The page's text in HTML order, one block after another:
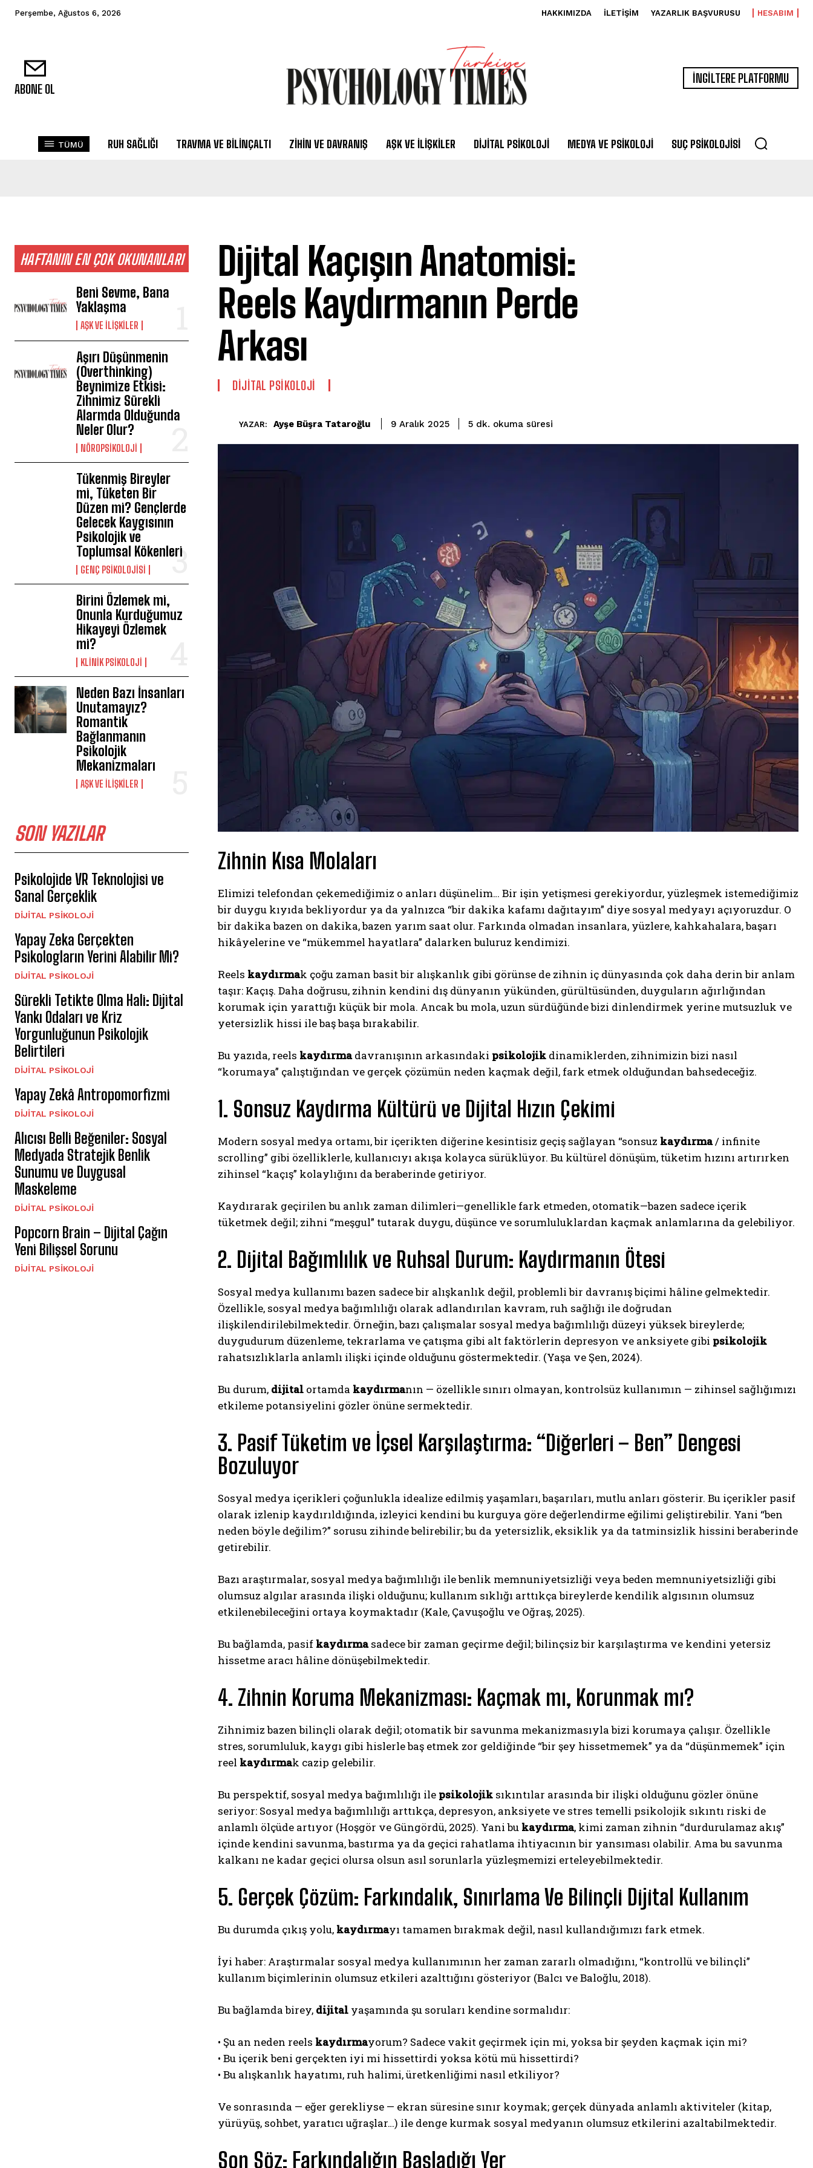
ABONE OL
Perşembe, Ağustos 6, 2026 HAKKIMIZDA İLETIŞIM YAZARLIK BAŞVURUSU HESABIM
ABONE OL
İNGİLTERE PLATFORMU
TÜMÜ RUH SAĞLIĞI TRAVMA VE BILINÇALTI ZIHIN VE DAVRANIŞ AŞK VE İLIŞKILER DIJITAL PSIKOLOJI MEDYA VE PSIKOLOJI SUÇ PSIKOLOJISI
HAFTANIN EN ÇOK OKUNANLARI
Beni Sevme, Bana
Yaklaşma
AŞK VE İLIŞKILER
Aşırı Düşünmenin
(Overthinking)
Beynimize Etkisi:
Zihnimiz Sürekli
Alarmda Olduğunda
Neler Olur?
NÖROPSIKOLOJI
Tükenmiş Bireyler
mi, Tüketen Bir
Düzen mi? Gençlerde
Gelecek Kaygısının
Psikolojik ve
Toplumsal Kökenleri
GENÇ PSIKOLOJISI
Birini Özlemek mi,
Onunla Kurduğumuz
Hikayeyi Özlemek
mi?
KLINIK PSIKOLOJI
Neden Bazı İnsanları
Unutamayız?
Romantik
Bağlanmanın
Psikolojik
Mekanizmaları
AŞK VE İLIŞKILER
SON YAZILAR
Psikolojide VR Teknolojisi ve
Sanal Gerçeklik
DIJITAL PSIKOLOJI
Yapay Zeka Gerçekten
Psikologların Yerini Alabilir Mi?
DIJITAL PSIKOLOJI
Sürekli Tetikte Olma Hali: Dijital
Yankı Odaları ve Kriz
Yorgunluğunun Psikolojik
Belirtileri
DIJITAL PSIKOLOJI
Yapay Zekâ Antropomorfizmi
DIJITAL PSIKOLOJI
Alıcısı Belli Beğeniler: Sosyal
Medyada Stratejik Benlik
Sunumu ve Duygusal
Maskeleme
DIJITAL PSIKOLOJI
Popcorn Brain – Dijital Çağın
Yeni Bilişsel Sorunu
DIJITAL PSIKOLOJI
Dijital Kaçışın Anatomisi:
Reels Kaydırmanın Perde
Arkası
DIJITAL PSIKOLOJI
YAZAR: Ayşe Büşra Tataroğlu 9 Aralık 2025 5 dk. okuma süresi
Zihnin Kısa Molaları
Elimizi telefondan çekemediğimiz o anları düşünelim… Bir işin yetişmesi gerekiyordur, yüzleşmek istemediğimiz
bir duygu kıyıda bekliyordur ya da yalnızca “bir dakika kafamı dağıtayım” diye sosyal medyayı açıyoruzdur. O
bir dakika bazen on dakika, bazen yarım saat olur. Farkında olmadan insanlara, yüzlere, kahkahalara, başarı
hikâyelerine ve “mükemmel hayatlara” dalarken buluruz kendimizi.
Reels kaydırmak çoğu zaman basit bir alışkanlık gibi görünse de zihnin iç dünyasında çok daha derin bir anlam
taşır: Kaçış. Daha doğrusu, zihnin kendini dış dünyanın yükünden, gürültüsünden, duyguların ağırlığından
korumak için yarattığı küçük bir mola. Ancak bu mola, uzun sürdüğünde bizi dinlendirmek yerine mutsuzluk ve
yetersizlik hissi ile baş başa bırakabilir.
Bu yazıda, reels kaydırmadavranışının arkasındaki psikolojik dinamiklerden, zihnimizin bizi nasıl
“korumaya” çalıştığından ve gerçek çözümün neden kaçmak değil, fark etmek olduğundan bahsedeceğiz.
1. Sonsuz Kaydırma Kültürü ve Dijital Hızın Çekimi
Modern sosyal medya ortamı, bir içerikten diğerine kesintisiz geçiş sağlayan “sonsuz kaydırma/ infinite
scrolling” gibi özelliklerle, kullanıcıyı akışa kolayca sürüklüyor. Bu kültürel dönüşüm, tüketim hızını artırırken
zihinsel “kaçış” kolaylığını da beraberinde getiriyor.
Kaydırarak geçirilen bu anlık zaman dilimleri—genellikle fark etmeden, otomatik—bazen sadece içerik
tüketmek değil; zihni “meşgul” tutarak duygu, düşünce ve sorumluluklardan kaçmak anlamlarına da gelebiliyor.
2. Dijital Bağımlılık ve Ruhsal Durum: Kaydırmanın Ötesi
Sosyal medya kullanımı bazen sadece bir alışkanlık değil, problemli bir davranış biçimi hâline gelmektedir.
Özellikle, sosyal medya bağımlılığı olarak adlandırılan kavram, ruh sağlığı ile doğrudan
ilişkilendirilebilmektedir. Örneğin, bazı çalışmalar sosyal medya bağımlılığı düzeyi yüksek bireylerde;
duygudurum düzenleme, tekrarlama ve çatışma gibi alt faktörlerin depresyon ve anksiyete gibi psikolojik
rahatsızlıklarla anlamlı ilişki içinde olduğunu göstermektedir. (Yaşa ve Şen, 2024).
Bu durum, dijital ortamda kaydırmanın — özellikle sınırı olmayan, kontrolsüz kullanımın — zihinsel sağlığımızı
etkileme potansiyelini gözler önüne sermektedir.
3. Pasif Tüketim ve İçsel Karşılaştırma: “Diğerleri – Ben” Dengesi
Bozuluyor
Sosyal medya içerikleri çoğunlukla idealize edilmiş yaşamları, başarıları, mutlu anları gösterir. Bu içerikler pasif
olarak izlenip kaydırıldığında, izleyici kendini bu kurguya göre değerlendirme eğilimi geliştirebilir. Yani “ben
neden böyle değilim?” sorusu zihinde belirebilir; bu da yetersizlik, eksiklik ya da tatminsizlik hissini beraberinde
getirebilir.
Bazı araştırmalar, sosyal medya bağımlılığı ile benlik memnuniyetsizliği veya beden memnuniyetsizliği gibi
olumsuz algılar arasında ilişki olduğunu; kullanım sıklığı arttıkça bireylerde kendilik algısının olumsuz
etkilenebileceğini ortaya koymaktadır (Kale, Çavuşoğlu ve Oğraş, 2025).
Bu bağlamda, pasif kaydırmasadece bir zaman geçirme değil; bilinçsiz bir karşılaştırma ve kendini yetersiz
hissetme aracı hâline dönüşebilmektedir.
4. Zihnin Koruma Mekanizması: Kaçmak mı, Korunmak mı?
Zihnimiz bazen bilinçli olarak değil; otomatik bir savunma mekanizmasıyla bizi korumaya çalışır. Özellikle
stres, sorumluluk, kaygı gibi hislerle baş etmek zor geldiğinde “bir şey hissetmemek” ya da “düşünmemek” için
reel kaydırmak cazip gelebilir.
Bu perspektif, sosyal medya bağımlılığı ile psikolojik sıkıntılar arasında bir ilişki olduğunu gözler önüne
seriyor: Sosyal medya bağımlılığı arttıkça, depresyon, anksiyete ve stres temelli psikolojik sıkıntı riski de
anlamlı ölçüde artıyor (Hoşgör ve Güngördü, 2025). Yani bu kaydırma, kimi zaman zihnin “durdurulamaz akış”
içinde kendini savunma, bastırma ya da geçici rahatlama ihtiyacının bir yansıması olabilir. Ama bu savunma
kalkanı ne kadar geçici olursa olsun asıl sorunlarla yüzleşmemizi erteleyebilmektedir.
5. Gerçek Çözüm: Farkındalık, Sınırlama Ve Bilinçli Dijital Kullanım
Bu durumda çıkış yolu, kaydırmayı tamamen bırakmak değil, nasıl kullandığımızı fark etmek.
İyi haber: Araştırmalar sosyal medya kullanımının her zaman zararlı olmadığını, “kontrollü ve bilinçli”
kullanım biçimlerinin olumsuz etkileri azalttığını gösteriyor (Balcı ve Baloğlu, 2018).
Bu bağlamda birey, dijital yaşamında şu soruları kendine sormalıdır:
• Şu an neden reels kaydırmayorum? Sadece vakit geçirmek için mi, yoksa bir şeyden kaçmak için mi?
• Bu içerik beni gerçekten iyi mi hissettirdi yoksa kötü mü hissettirdi?
• Bu alışkanlık hayatımı, ruh halimi, üretkenliğimi nasıl etkiliyor?
Ve sonrasında — eğer gerekliyse — ekran süresine sınır koymak; gerçek dünyada anlamlı aktiviteler (kitap,
yürüyüş, sohbet, yaratıcı uğraşlar…) ile denge kurmak sosyal medyanın olumsuz etkilerini azaltabilmektedir.
Son Söz: Farkındalığın Başladığı Yer